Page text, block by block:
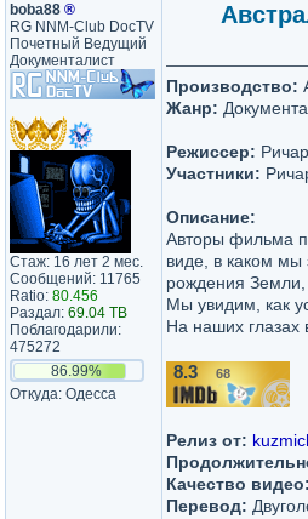
boba88 ®
RG NNM-Club DocTV
Почетный Ведущий
Документалист
Стаж: 16 лет 2 мес.
Сообщений: 11765
Ratio: 80.456
Раздал: 69.04 TB
Поблагодарили:
475272
86.99%
Откуда: Одесса
Производство:
Жанр:
Режиссер:
Участники:
Описание:
Авторы фильма
виде, в каком мы
рождения Земли,
Мы увидим, как
На наших глазах
8.3 68
Релиз от:
Качество видео:
Перевод: